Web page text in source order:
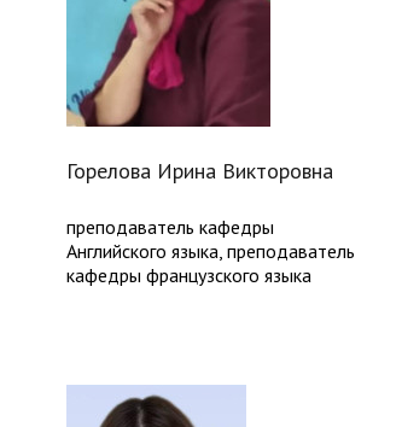
Горелова Ирина Викторовна
преподаватель кафедры
Английского языка, преподаватель
кафедры французского языка